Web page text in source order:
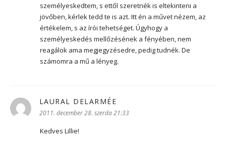
személyeskedtem, s ettől szeretnék is eltekinteni a
jövőben, kérlek tedd te is azt. Itt én a művet nézem, az
értékelem, s az írói tehetséget. Úgyhogy a
személyeskedés mellőzésének a fényében, nem
reagálok ama megjegyzésedre, pedig tudnék. De
számomra a mű a lényeg.
LAURAL DELARMÉE
2011. december 28. szerda 21:33
Kedves Lillie!